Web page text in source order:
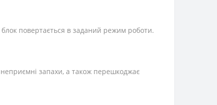
повертається в заданий режим роботи.
неприємні запахи, а також перешкоджає